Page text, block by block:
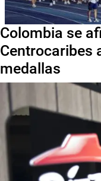
Colombia se
Centrocaribes
medallas